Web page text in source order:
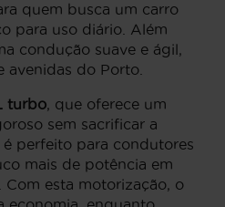
quem busca um carro
para uso diário. Além
condução suave e ágil,
avenidas do Porto.
turbo, que oferece um
sem sacrificar a
perfeito para condutores
mais de potência em
Com esta motorização, o